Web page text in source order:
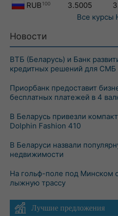
RUB 100 3.5005
Все курсы
Новости
ВТБ (Беларусь) и Банк
кредитных решений для СМБ
Приорбанк предоставит
бесплатных платежей в 4
В Беларусь привезли
Dolphin Fashion 410
В Беларуси назвали
недвижимости
На гольф-поле под Минском
лыжную трассу
Лучшие предложения